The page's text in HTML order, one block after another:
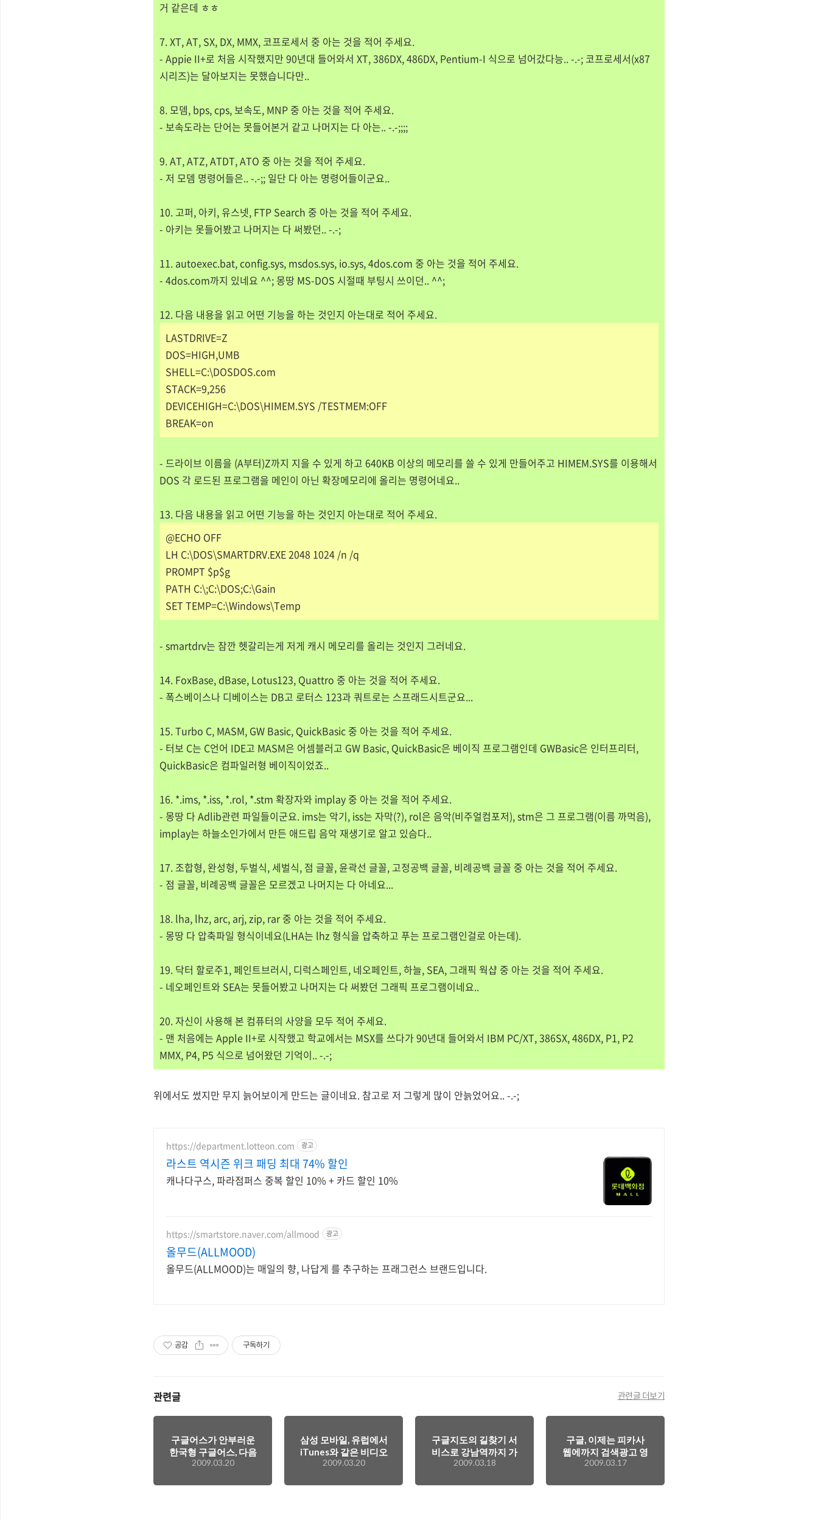
거 같은데 ㅎㅎ
7. XT, AT, SX, DX, MMX, 코프로세서 중 아는 것을 적어 주세요.
- Appie II+로 처음 시작했지만 90년대 들어와서 XT, 386DX, 486DX, Pentium-I 식으로 넘어갔다능.. -.-; 코프로세서(x87
시리즈)는 달아보지는 못했습니다만..
8. 모뎀, bps, cps, 보속도, MNP 중 아는 것을 적어 주세요.
- 보속도라는 단어는 못들어본거 같고 나머지는 다 아는.. -.-;;;;
9. AT, ATZ, ATDT, ATO 중 아는 것을 적어 주세요.
- 저 모뎀 명령어들은.. -.-;; 일단 다 아는 명령어들이군요..
10. 고퍼, 아키, 유스넷, FTP Search 중 아는 것을 적어 주세요.
- 아키는 못들어봤고 나머지는 다 써봤던.. -.-;
11. autoexec.bat, config.sys, msdos.sys, io.sys, 4dos.com 중 아는 것을 적어 주세요.
- 4dos.com까지 있네요 ^^; 몽땅 MS-DOS 시절때 부팅시 쓰이던.. ^^;
12. 다음 내용을 읽고 어떤 기능을 하는 것인지 아는대로 적어 주세요.
LASTDRIVE=Z
DOS=HIGH,UMB
SHELL=C:\DOSDOS.com
STACK=9,256
DEVICEHIGH=C:\DOS\HIMEM.SYS /TESTMEM:OFF
BREAK=on
- 드라이브 이름을 (A부터)Z까지 지을 수 있게 하고 640KB 이상의 메모리를 쓸 수 있게 만들어주고 HIMEM.SYS를 이용해서
DOS 각 로드된 프로그램을 메인이 아닌 확장메모리에 올리는 명령어네요..
13. 다음 내용을 읽고 어떤 기능을 하는 것인지 아는대로 적어 주세요.
@ECHO OFF
LH C:\DOS\SMARTDRV.EXE 2048 1024 /n /q
PROMPT $p$g
PATH C:\;C:\DOS;C:\Gain
SET TEMP=C:\Windows\Temp
- smartdrv는 잠깐 헷갈리는게 저게 캐시 메모리를 올리는 것인지 그러네요.
14. FoxBase, dBase, Lotus123, Quattro 중 아는 것을 적어 주세요.
- 폭스베이스나 디베이스는 DB고 로터스 123과 쿼트로는 스프래드시트군요...
15. Turbo C, MASM, GW Basic, QuickBasic 중 아는 것을 적어 주세요.
- 터보 C는 C언어 IDE고 MASM은 어셈블러고 GW Basic, QuickBasic은 베이직 프로그램인데 GWBasic은 인터프리터,
QuickBasic은 컴파일러형 베이직이었죠..
16. *.ims, *.iss, *.rol, *.stm 확장자와 implay 중 아는 것을 적어 주세요.
- 몽땅 다 Adlib관련 파일들이군요. ims는 악기, iss는 자막(?), rol은 음악(비주얼컴포저), stm은 그 프로그램(이름 까먹음),
implay는 하늘소인가에서 만든 애드립 음악 재생기로 알고 있슴다..
17. 조합형, 완성형, 두벌식, 세벌식, 점 글꼴, 윤곽선 글꼴, 고정공백 글꼴, 비례공백 글꼴 중 아는 것을 적어 주세요.
- 점 글꼴, 비례공백 글꼴은 모르겠고 나머지는 다 아네요...
18. lha, lhz, arc, arj, zip, rar 중 아는 것을 적어 주세요.
- 몽땅 다 압축파일 형식이네요(LHA는 lhz 형식을 압축하고 푸는 프로그램인걸로 아는데).
19. 닥터 할로주1, 페인트브러시, 디럭스페인트, 네오페인트, 하늘, SEA, 그래픽 웍샵 중 아는 것을 적어 주세요.
- 네오페인트와 SEA는 못들어봤고 나머지는 다 써봤던 그래픽 프로그램이네요..
20. 자신이 사용해 본 컴퓨터의 사양을 모두 적어 주세요.
- 맨 처음에는 Apple II+로 시작했고 학교에서는 MSX를 쓰다가 90년대 들어와서 IBM PC/XT, 386SX, 486DX, P1, P2
MMX, P4, P5 식으로 넘어왔던 기억이.. -.-;
위에서도 썼지만 무지 늙어보이게 만드는 글이네요. 참고로 저 그렇게 많이 안늙었어요.. -.-;
https://department.lotteon.com 광고
라스트 역시즌 위크 패딩 최대 74% 할인
캐나다구스, 파라점퍼스 중복 할인 10% + 카드 할인 10%
https://smartstore.naver.com/allmood 광고
올무드(ALLMOOD)
올무드(ALLMOOD)는 매일의 향, 나답게 를 추구하는 프래그런스 브랜드입니다.
공감 구독하기
관련글 관련글 더보기
구글어스가 안부러운
한국형 구글어스, 다음
스카이뷰
2009.03.20
삼성 모바일, 유럽에서
iTunes와 같은 비디오
다운로드 서비스를 내
2009.03.20
구글지도의 길찾기 서
비스로 강남역까지 가
볼까~
2009.03.18
구글, 이제는 피카사
웹에까지 검색광고 영
역을 넓히다
2009.03.17